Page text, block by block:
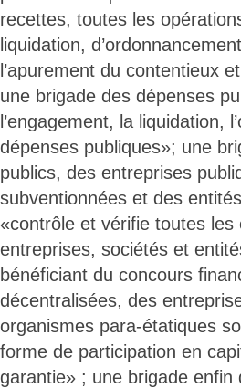
recettes, toutes les
liquidation,
l’apurement du contentieux
une brigade des dépenses
l’engagement, la liquidation,
dépenses publiques»; une
publics, des entreprises
subventionnées et des
«contrôle et vérifie toutes
entreprises, sociétés et
bénéficiant du concours
décentralisées, des
organismes para-étatiques
forme de participation en
garantie» ; une brigade